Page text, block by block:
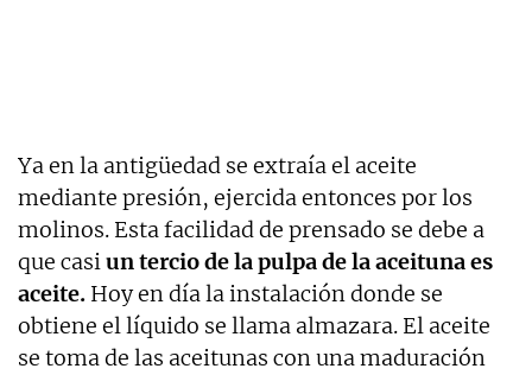
Ya en la antigüedad se extraía el aceite
mediante presión, ejercida entonces por los
molinos. Esta facilidad de prensado se debe a
que casiun tercio de la pulpa de la aceituna es
aceite. Hoy en día la instalación donde se
obtiene el líquido se llama almazara. El aceite
se toma de las aceitunas con una maduración